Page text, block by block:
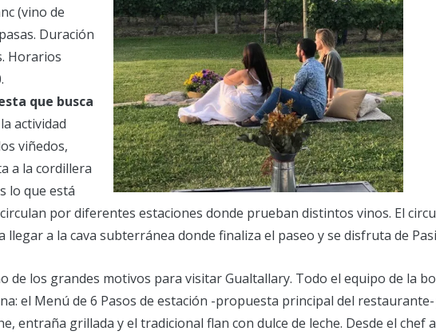
(vino de
Duración
Horarios
que busca
la actividad
viñedos,
a la cordillera
lo que está
por diferentes estaciones donde prueban distintos vinos. El
a la cava subterránea donde finaliza el paseo y se disfruta de
de los grandes motivos para visitar Gualtallary. Todo el equipo de la
el Menú de 6 Pasos de estación -propuesta principal del
entraña grillada y el tradicional flan con dulce de leche. Desde el